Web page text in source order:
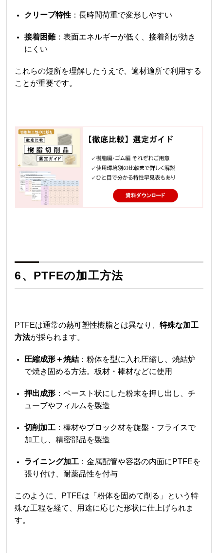
クリープ特性 ：長時間荷重で変形しやすい
接着困難：表面エネルギーが低く、接着剤が効き
にくい
これらの短所を理解したうえで、適材適所で利用する
ことが重要です。
6、PTFEの加工方法
PTFEは通常の熱可塑性樹脂とは異なり、特殊な加工
方法が採られます。
圧縮成形＋焼結 ：粉体を型に入れ圧縮し、焼結炉
で焼き固める方法。板材・棒材などに使用
押出成形 ：ペースト状にした粉末を押し出し、チ
ューブやフィルムを製造
切削加工 ：棒材やブロック材を旋盤・フライスで
加工し、精密部品を製造
ライニング加工 ：金属配管や容器の内面にPTFEを
張り付け、耐薬品性を付与
このように、PTFEは「粉体を固めて削る」という特
殊な工程を経て、用途に応じた形状に仕上げられま
す。